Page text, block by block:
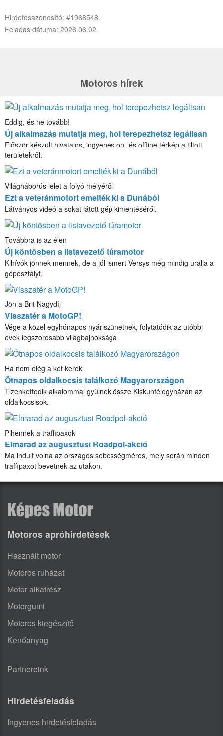
Hirdetésazonosító: #1968548
Feladás dátuma: 2026.06.02.
Motoros hírek
Eddig, és ne tovább!
Új alkalmazás mutatja meg, hol terepezhetsz legálisan
Először készült hivatalos, ingyenes on- és offline térkép a tiltott
területekről.
Világháborús lelet a folyó mélyéről
Ezt a veteránmotort emelték ki a Dunából
Látványos videó a sokat látott gép kimentéséről.
Továbbra is az élen
Új köntösben a listavezető túramotor
Kihívók jönnek-mennek, de a jól ismert Versys még mindig uralja a
géposztályt.
Jön a Brit Nagydíj
Visszatér a MotoGP!
Vége a közel egyhónapos nyáriszünetnek, folytatódik az utóbbi
évek legszorosabb világbajnoksága
Ha nem elég a két kerék
Ötnapos oldalkocsis találkozó Magyarországon
Tizenkettedik alkalommal gyűlnek össze Kiskunfélegyházán az
oldalkocsisok.
Pihennek a traffipaxok
Elmarad az augusztusi Roadpol-akció
Ma indult volna az országos sebességmérés, mely során minden
traffipaxot bevetnek az utakon.
Motoros apróhirdetések
Használt motor
Motoros ruházat
Motor alkatrész
Motorgumi
Motoros kiegészítő
Kenőanyag
Partnereink
Hirdetésfeladás
Ingyenes hirdetésfeladás